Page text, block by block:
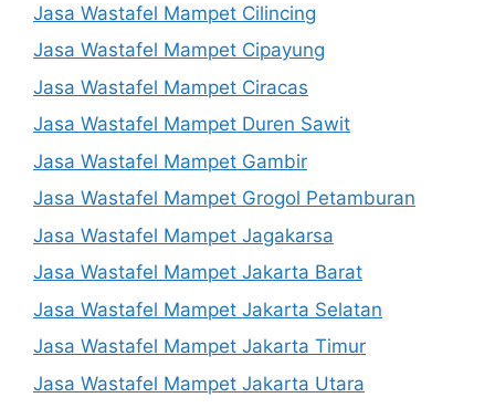
Jasa Wastafel Mampet Cilincing
Jasa Wastafel Mampet Cipayung
Jasa Wastafel Mampet Ciracas
Jasa Wastafel Mampet Duren Sawit
Jasa Wastafel Mampet Gambir
Jasa Wastafel Mampet Grogol Petamburan
Jasa Wastafel Mampet Jagakarsa
Jasa Wastafel Mampet Jakarta Barat
Jasa Wastafel Mampet Jakarta Selatan
Jasa Wastafel Mampet Jakarta Timur
Jasa Wastafel Mampet Jakarta Utara